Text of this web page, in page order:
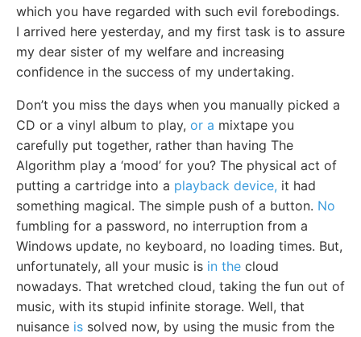
which you have regarded with such evil forebodings.
I arrived here yesterday, and my first task is to assure
my dear sister of my welfare and increasing
confidence in the success of my undertaking.
Don’t you miss the days when you manually picked a
CD or a vinyl album to play, or a mixtape you
carefully put together, rather than having The
Algorithm play a ‘mood’ for you? The physical act of
putting a cartridge into a playback device, it had
something magical. The simple push of a button. No
fumbling for a password, no interruption from a
Windows update, no keyboard, no loading times. But,
unfortunately, all your music is in the cloud
nowadays. That wretched cloud, taking the fun out of
music, with its stupid infinite storage. Well, that
nuisance is solved now, by using the music from the